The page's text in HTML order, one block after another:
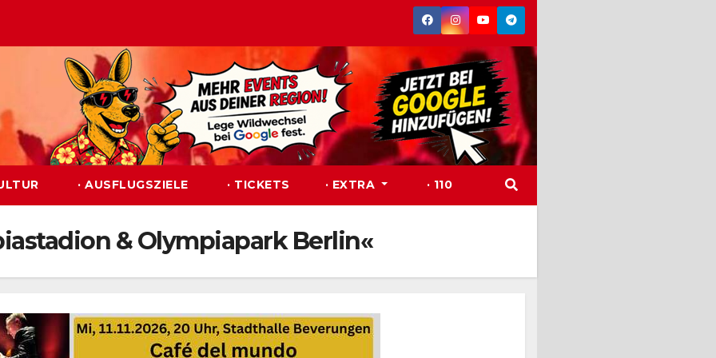
· AUSFLUGSZIELE · TICKETS · EXTRA · 110
& Olympiapark Berlin«